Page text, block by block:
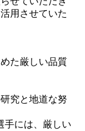
用させていた
た厳しい品質
究と地道な努
手には、厳しい